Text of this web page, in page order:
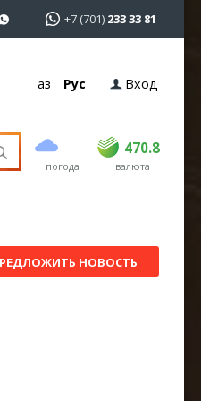
+7 (701) 233 33 81
Қаз Рус Вход
погода
470.8
USD 468.5 470.8
EUR валюта
НОВОСТЬ